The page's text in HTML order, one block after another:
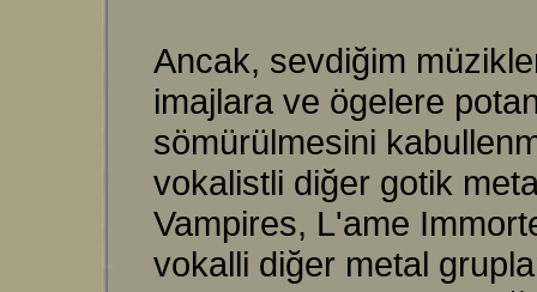
Ancak, sevdiğim
imajlara ve ögelere
sömürülmesini
vokalistli diğer gotik
Vampires, L'ame
vokalli diğer metal